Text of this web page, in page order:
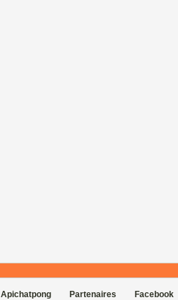
Apichatpong Partenaires Facebook